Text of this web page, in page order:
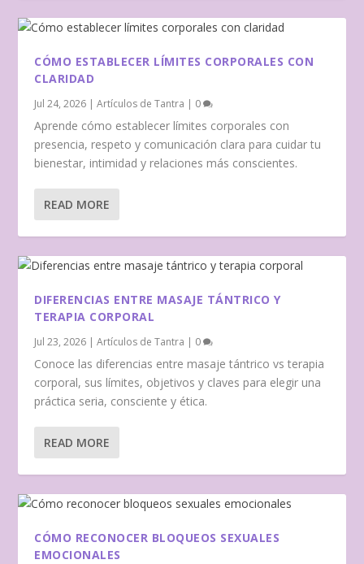
CÓMO ESTABLECER LÍMITES CORPORALES CON
CLARIDAD
Jul 24, 2026 |Artículos de Tantra | 0
Aprende cómo establecer límites corporales con
presencia, respeto y comunicación clara para cuidar tu
bienestar, intimidad y relaciones más conscientes.
READ MORE
DIFERENCIAS ENTRE MASAJE TÁNTRICO Y
TERAPIA CORPORAL
Jul 23, 2026 |Artículos de Tantra | 0
Conoce las diferencias entre masaje tántrico vs terapia
corporal, sus límites, objetivos y claves para elegir una
práctica seria, consciente y ética.
READ MORE
CÓMO RECONOCER BLOQUEOS SEXUALES
EMOCIONALES